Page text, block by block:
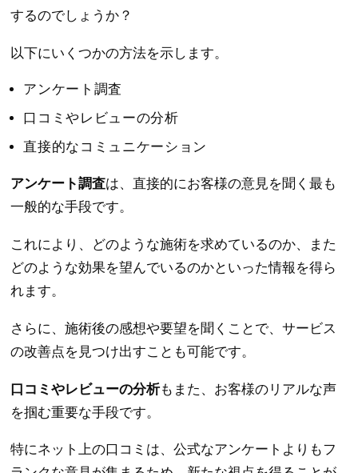
するのでしょうか？
以下にいくつかの方法を示します。
アンケート調査
口コミやレビューの分析
直接的なコミュニケーション
アンケート調査は、直接的にお客様の意見を聞く最も
一般的な手段です。
これにより、どのような施術を求めているのか、また
どのような効果を望んでいるのかといった情報を得ら
れます。
さらに、施術後の感想や要望を聞くことで、サービス
の改善点を見つけ出すことも可能です。
口コミやレビューの分析もまた、お客様のリアルな声
を掴む重要な手段です。
特にネット上の口コミは、公式なアンケートよりもフ